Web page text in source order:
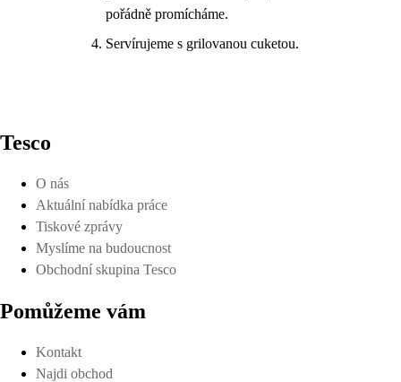
pořádně promícháme.
Servírujeme s grilovanou cuketou.
Tesco
O nás
Aktuální nabídka práce
Tiskové zprávy
Myslíme na budoucnost
Obchodní skupina Tesco
Pomůžeme vám
Kontakt
Najdi obchod